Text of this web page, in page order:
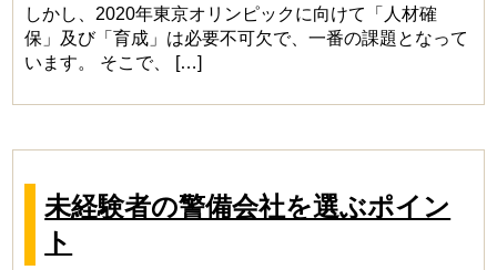
しかし、2020年東京オリンピックに向けて「人材確
保」及び「育成」は必要不可欠で、一番の課題となって
います。 そこで、 […]
未経験者の警備会社を選ぶポイン
ト